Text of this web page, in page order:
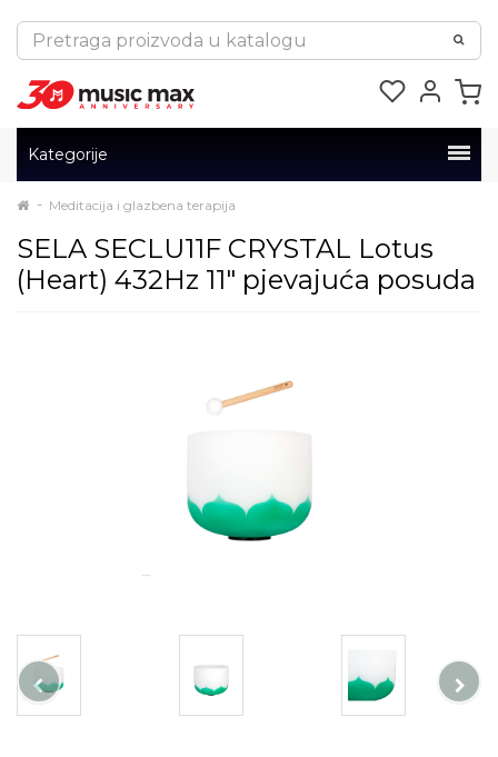
Kategorije
Meditacija i glazbena terapija
SELA SECLU11F CRYSTAL Lotus
(Heart) 432Hz 11" pjevajuća posuda